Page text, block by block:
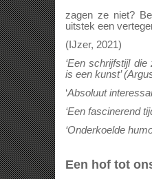
zagen ze niet?
uitstek een
(IJzer, 2021)
‘Een schrijfstijl
is een kunst’
‘Absoluut
‘Een fascinerend
‘Onderkoelde
Een hof tot